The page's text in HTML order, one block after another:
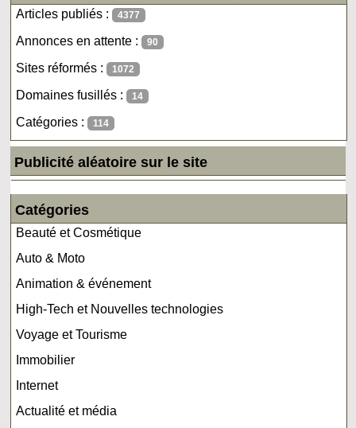
Articles publiés : 4377
Annonces en attente : 90
Sites réformés : 1072
Domaines fusillés : 14
Catégories : 114
Publicité aléatoire sur le site
Catégories
Beauté et Cosmétique
Auto & Moto
Animation & événement
High-Tech et Nouvelles technologies
Voyage et Tourisme
Immobilier
Internet
Actualité et média